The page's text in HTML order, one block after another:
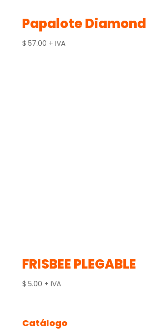
Papalote Diamond
$ 57.00 + IVA
FRISBEE PLEGABLE
$ 5.00 + IVA
Catálogo